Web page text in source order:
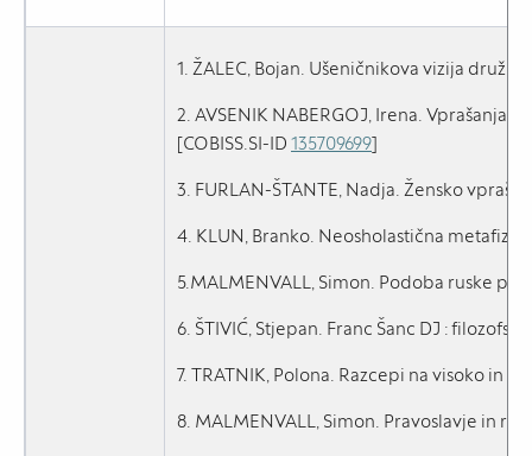
1. ŽALEC, Bojan. Ušeničnikova vizija
2. AVSENIK NABERGOJ, Irena.
[COBISS.SI-ID 135709699]
3. FURLAN-ŠTANTE, Nadja. Žensko
4. KLUN, Branko. Neosholastična
5.MALMENVALL, Simon. Podoba ruske
6. ŠTIVIĆ, Stjepan. Franc Šanc DJ :
7. TRATNIK, Polona. Razcepi na visoko in
8. MALMENVALL, Simon. Pravoslavje in